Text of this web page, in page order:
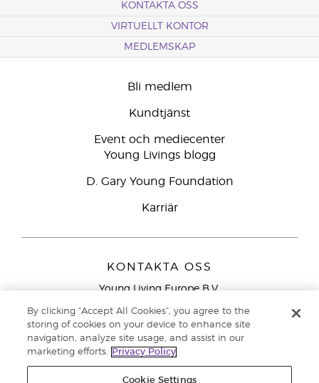
KONTAKTA OSS
VIRTUELLT KONTOR
MEDLEMSKAP
Bli medlem
Kundtjänst
Event och mediecenter
Young Livings blogg
D. Gary Young Foundation
Karriär
KONTAKTA OSS
Young Living Europe B.V.
9727 AJ Groningen
Nederländerna
Kundtjänst – Avgiftsfritt lokalsamtal (ej från
mobiltelefon):020 793400
By clicking “Accept All Cookies”, you agree to the
storing of cookies on your device to enhance site
navigation, analyze site usage, and assist in our
marketing efforts.
Privacy Policy
Cookie Settings